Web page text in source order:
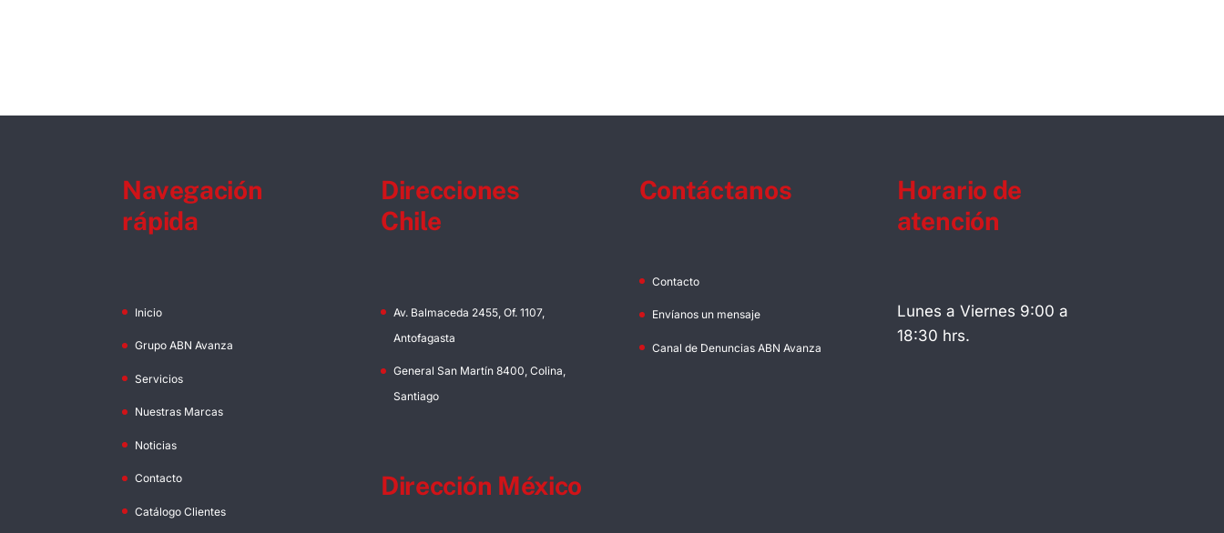
Navegación
rápida
Inicio
Grupo ABN Avanza
Servicios
Nuestras Marcas
Noticias
Contacto
Catálogo Clientes
Direcciones
Chile
Av. Balmaceda 2455, Of. 1107,
Antofagasta
General San Martín 8400, Colina,
Santiago
Dirección México
Contáctanos
Contacto
Envíanos un mensaje
Canal de Denuncias ABN Avanza
Horario de
atención
Lunes a Viernes 9:00 a
18:30 hrs.